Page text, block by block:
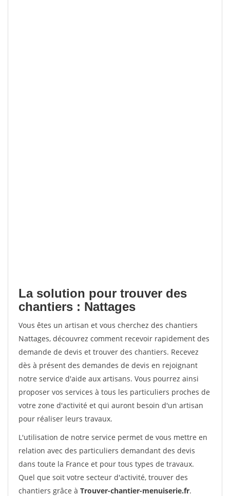
La solution pour trouver des
chantiers : Nattages
Vous êtes un artisan et vous cherchez des chantiers
Nattages, découvrez comment recevoir rapidement des
demande de devis et trouver des chantiers. Recevez
dès à présent des demandes de devis en rejoignant
notre service d'aide aux artisans. Vous pourrez ainsi
proposer vos services à tous les particuliers proches de
votre zone d'activité et qui auront besoin d'un artisan
pour réaliser leurs travaux.
L'utilisation de notre service permet de vous mettre en
relation avec des particuliers demandant des devis
dans toute la France et pour tous types de travaux.
Quel que soit votre secteur d'activité, trouver des
chantiers grâce à Trouver-chantier-menuiserie.fr.